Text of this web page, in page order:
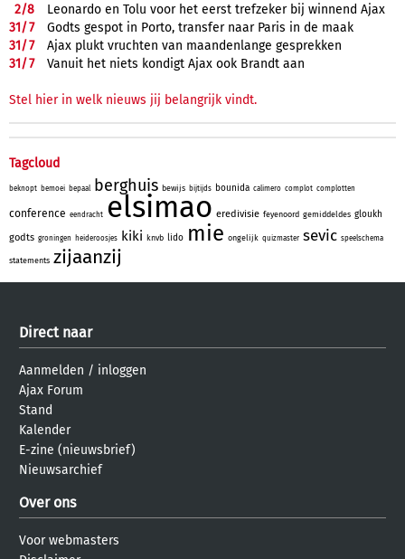
2/8
Leonardo en Tolu voor het eerst trefzeker bij winnend Ajax
31/7
Godts gespot in Porto, transfer naar Paris in de maak
31/7
Ajax plukt vruchten van maandenlange gesprekken
31/7 Vanuit het niets kondigt Ajax ook Brandt aan
Stel hier in welk nieuws jij belangrijk vindt.
Tagcloud
beknopt bemoei bepaal berghuis bewijs bijtijds bounida calimero complot complotten
conference eendracht elsimao eredivisie feyenoord gemiddeldes gloukh
godts groningen heideroosjes kiki knvb lido mie ongelijk quizmaster sevic speelschema
statements zijaanzij
Direct naar
Aanmelden / inloggen
Ajax Forum
Stand
Kalender
E-zine (nieuwsbrief)
Nieuwsarchief
Over ons
Voor webmasters